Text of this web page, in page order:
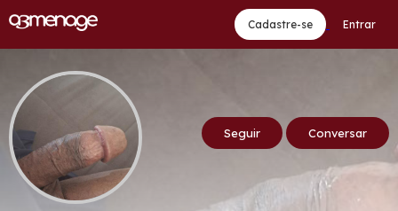
Cadastre-se Entrar
Seguir Conversar